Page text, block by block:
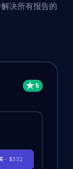
决所有报告的
- $3.32